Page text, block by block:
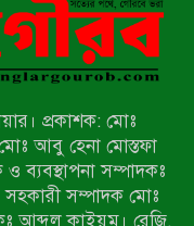
খাস জমির রাস্তা দখল,
ইউএনওর হস্তক্ষেপ
ডুবে নন্দীগ্রামের
মৃত্যু
প্রকাশক: মোঃ
মোঃ আবু হেনা মোস্তফা
ও ব্যবস্থাপনা সম্পাদকঃ
সহকারী সম্পাদক মোঃ
আব্দুল কাইয়ুম। রেজি.